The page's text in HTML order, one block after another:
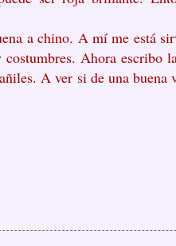
a chino. A mí me está
Ahora escribo
A ver si de una buena